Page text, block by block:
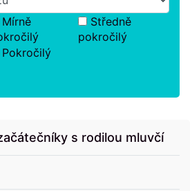
Mírně
Středně
pokročilý
Pokročilý
s rodilou mluvčí